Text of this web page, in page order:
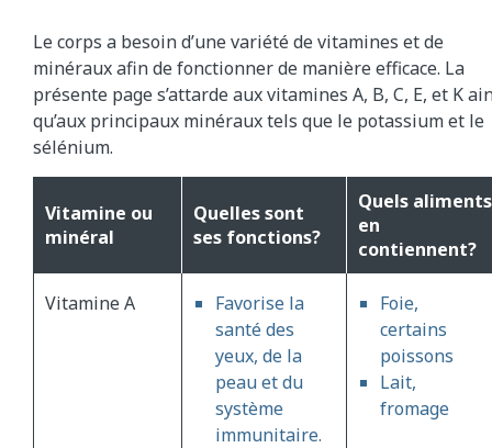
Le corps a besoin d’une variété de vitamines et de
minéraux afin de fonctionner de manière efficace. La
présente page s’attarde aux vitamines A, B, C, E, et K
qu’aux principaux minéraux tels que le potassium et le
sélénium.
Vitamine ou
minéral
Quelles sont
ses fonctions?
Quels aliments
en
contiennent?
Vitamine A
Favorise la
santé des
yeux, de la
peau et du
système
immunitaire.
Foie,
certains
poissons
Lait,
fromage